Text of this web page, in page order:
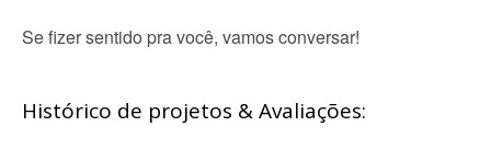
Se fizer sentido pra você, vamos conversar!
Histórico de projetos & Avaliações: